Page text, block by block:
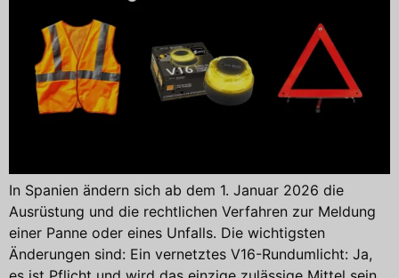
In Spanien ändern sich ab dem 1. Januar 2026 die
Ausrüstung und die rechtlichen Verfahren zur Meldung
einer Panne oder eines Unfalls. Die wichtigsten
Änderungen sind: Ein vernetztes V16-Rundumlicht: Ja,